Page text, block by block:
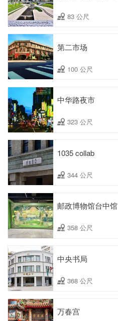
83 公尺
第二市场
100 公尺
中华路夜市
323 公尺
1035 collab
344 公尺
邮政博物馆台中馆
358 公尺
中央书局
368 公尺
万春宫